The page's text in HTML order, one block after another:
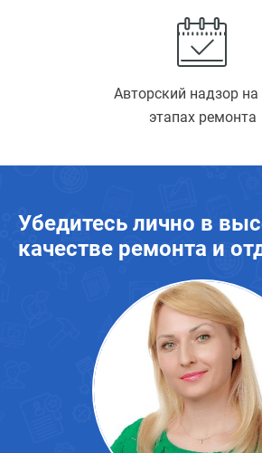
Авторский надзор на
этапах ремонта
Убедитесь лично в
качестве ремонта и